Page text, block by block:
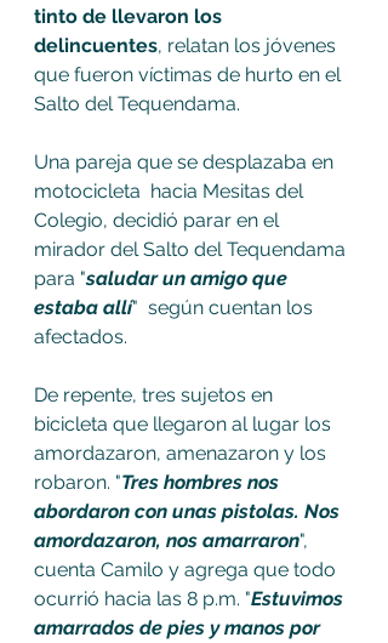
tinto de llevaron los
delincuentes, relatan los jóvenes
que fueron víctimas de hurto en el
Salto del Tequendama.
Una pareja que se desplazaba en
motocicleta  hacia Mesitas del
Colegio, decidió parar en el
mirador del Salto del Tequendama
para "saludar un amigo que
estaba allí"  según cuentan los
afectados.
De repente, tres sujetos en
bicicleta que llegaron al lugar los
amordazaron, amenazaron y los
robaron. "Tres hombres nos
abordaron con unas pistolas. Nos
amordazaron, nos amarraron",
cuenta Camilo y agrega que todo
ocurrió hacia las 8 p.m. "Estuvimos
amarrados de pies y manos por